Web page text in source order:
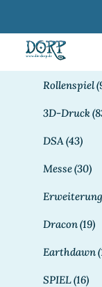
springen
Rollenspiel
3D-Druck
DSA (43)
Messe(30)
Erweiterung
Dracon(19)
Earthdawn
SPIEL(16)